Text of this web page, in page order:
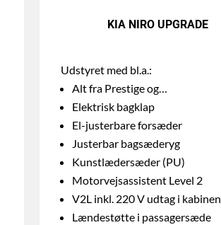
KIA NIRO UPGRADE
Udstyret med bl.a.:
Alt fra Prestige og…
Elektrisk bagklap
El-justerbare forsæder
Justerbar bagsæderyg
Kunstlædersæder (PU)
Motorvejsassistent Level 2
V2L inkl. 220 V udtag i kabinen
Lændestøtte i passagersæde